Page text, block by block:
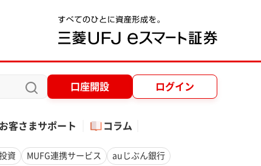
口座開設 ログイン
お客さまサポート コラム
資 MUFG連携サービス auじぶん銀行